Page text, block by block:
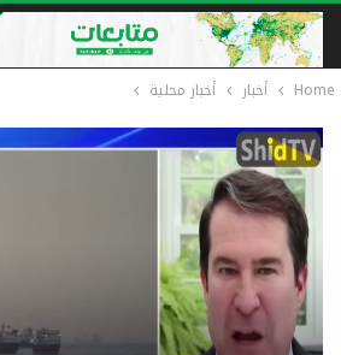
Home أخبار أخبار محلية